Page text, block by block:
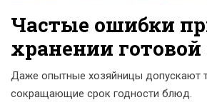
Частые ошибки
хранении
Даже опытные хозяйницы допускают
сокращающие срок годности блюд.